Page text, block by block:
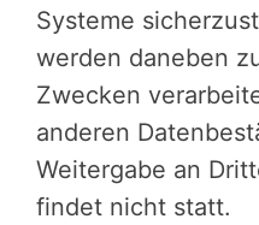
Systeme
werden daneben
Zwecken
anderen
Weitergabe an
findet nicht statt.